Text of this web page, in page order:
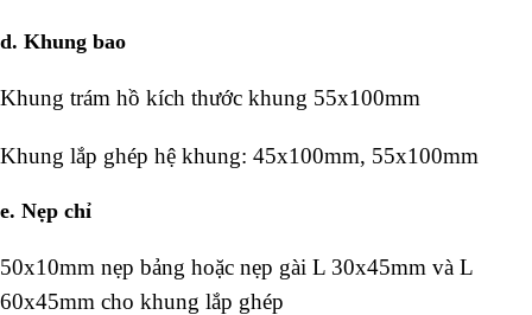
d. Khung bao
Khung trám hồ kích thước khung 55x100mm
Khung lắp ghép hệ khung: 45x100mm, 55x100mm
e. Nẹp chỉ
50x10mm nẹp bảng hoặc nẹp gài L 30x45mm và L
60x45mm cho khung lắp ghép